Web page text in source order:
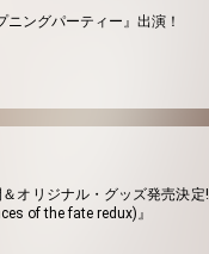
ニングパーティー』出演！
オリジナル・グッズ発売決
of the fate redux)』